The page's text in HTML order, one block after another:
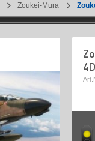
Zoukei-Mura